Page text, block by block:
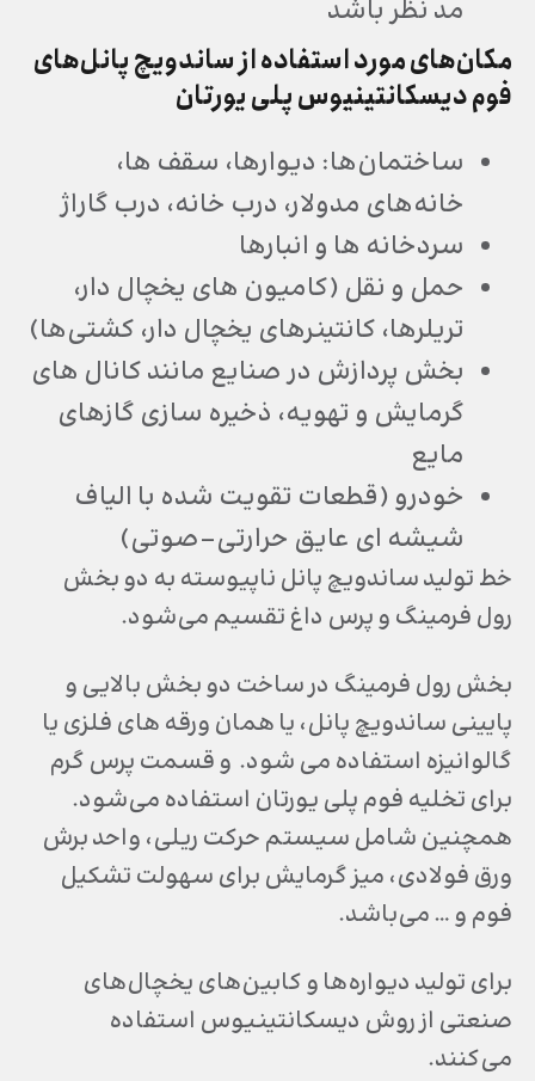
مد نظر باشد
مکان‌های مورد استفاده از ساندویچ پانل‌های
فوم دیسکانتینیوس پلی یورتان
ساختمان‌ها: دیوارها، سقف ها،
خانه‌های مدولار، درب خانه، درب گاراژ
سردخانه ها و انبارها
حمل و نقل (کامیون های یخچال دار،
تریلرها، کانتینرهای یخچال دار، کشتی‌ها)
بخش پردازش در صنایع مانند کانال های
گرمایش و تهویه، ذخیره سازی گازهای
مایع
خودرو (قطعات تقویت شده با الیاف
شیشه ای عایق حرارتی-صوتی)
خط تولید ساندویچ پانل ناپیوسته به دو بخش
رول فرمینگ و پرس داغ تقسیم می‌شود.
بخش رول فرمینگ در ساخت دو بخش بالایی و
پایینی ساندویچ پانل، یا همان ورقه ‌های فلزی یا
گالوانیزه استفاده می شود. و قسمت پرس گرم
برای تخلیه فوم پلی یورتان استفاده می‌شود.
همچنین شامل سیستم حرکت ریلی، واحد برش
ورق فولادی، میز گرمایش برای سهولت تشکیل
فوم و … می‌باشد.
برای تولید دیواره‌ها و کابین‌های یخچال‌های
صنعتی از روش دیسکانتینیوس استفاده
می‌کنند.